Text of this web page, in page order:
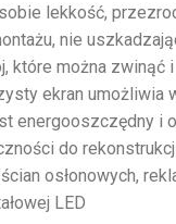
lekkość,
nie
które można
ekran
energooszczędny i
do
osłonowych,